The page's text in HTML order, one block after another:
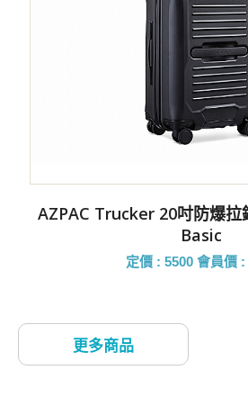
AZPAC Trucker 20吋防爆拉
Basic
定價 : 5500 會員價 :